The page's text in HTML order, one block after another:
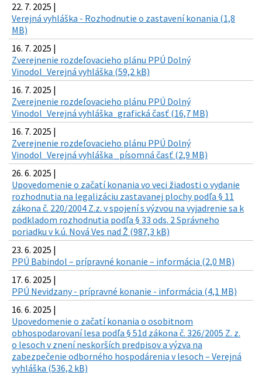
22. 7. 2025 |
Verejná vyhláška - Rozhodnutie o zastavení konania (1,8
MB)
16. 7. 2025 |
Zverejnenie rozdeľovacieho plánu PPÚ Dolný
Vinodol_Verejná vyhláška (59,2 kB)
16. 7. 2025 |
Zverejnenie rozdeľovacieho plánu PPÚ Dolný
Vinodol_Verejná vyhláška_grafická časť (16,7 MB)
16. 7. 2025 |
Zverejnenie rozdeľovacieho plánu PPÚ Dolný
Vinodol_Verejná vyhláška _písomná časť (2,9 MB)
26. 6. 2025 |
Upovedomenie o začatí konania vo veci žiadosti o vydanie
rozhodnutia na legalizáciu zastavanej plochy podľa § 11
zákona č. 220/2004 Z.z. v spojení s výzvou na vyjadrenie sa k
podkladom rozhodnutia podľa § 33 ods. 2 Správneho
poriadku v k.ú. Nová Ves nad Ž (987,3 kB)
23. 6. 2025 |
PPÚ Babindol – prípravné konanie – informácia (2,0 MB)
17. 6. 2025 |
PPÚ Nevidzany - prípravné konanie - informácia (4,1 MB)
16. 6. 2025 |
Upovedomenie o začatí konania o osobitnom
obhospodarovaní lesa podľa § 51d zákona č. 326/2005 Z. z.
o lesoch v znení neskorších predpisov a výzva na
zabezpečenie odborného hospodárenia v lesoch – Verejná
vyhláška (536,2 kB)